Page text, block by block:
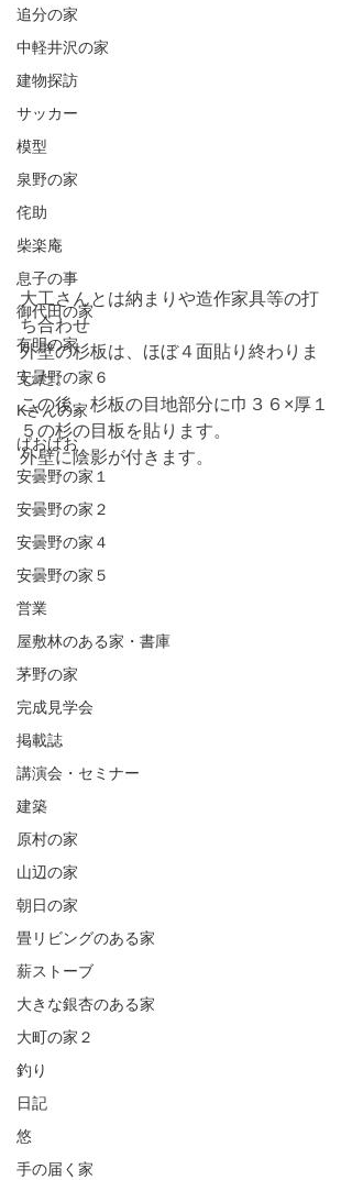
追分の家
中軽井沢の家
建物探訪
サッカー
模型
泉野の家
侘助
柴楽庵
息子の事
御代田の家
有明の家
安曇野の家６
Kさんの家
ぱおぱお
安曇野の家１
安曇野の家２
安曇野の家４
安曇野の家５
営業
屋敷林のある家・書庫
茅野の家
完成見学会
掲載誌
講演会・セミナー
建築
原村の家
山辺の家
朝日の家
畳リビングのある家
薪ストーブ
大きな銀杏のある家
大町の家２
釣り
日記
悠
手の届く家
大工さんとは納まりや造作家具等の打
ち合わせ
外壁の杉板は、ほぼ４面貼り終わりま
した。
この後、杉板の目地部分に巾３６×厚１
５の杉の目板を貼ります。
外壁に陰影が付きます。